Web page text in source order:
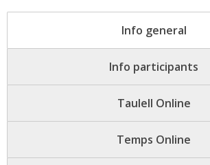
Info general
Info participants
Taulell Online
Temps Online